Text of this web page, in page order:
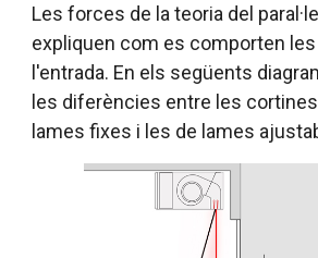
Les forces de la teoria del
expliquen com es comporten
l'entrada. En els següents
les diferències entre les
lames fixes i les de lames